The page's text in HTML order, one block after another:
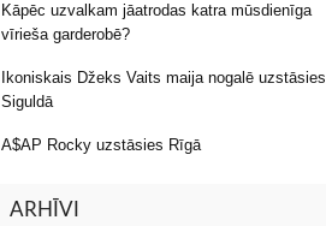
Kāpēc uzvalkam jāatrodas katra mūsdienīga
vīrieša garderobē?
Ikoniskais Džeks Vaits maija nogalē uzstāsies
Siguldā
A$AP Rocky uzstāsies Rīgā
ARHĪVI